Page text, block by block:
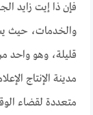
فإن ذا إيت زايد
والخدمات، حيث
قليلة، وهو واحد
متعددة لقضاء